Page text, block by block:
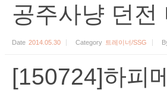
공주사냥 던
Date 2014.05.30 Category 트레이너/SSG
[150724]하피